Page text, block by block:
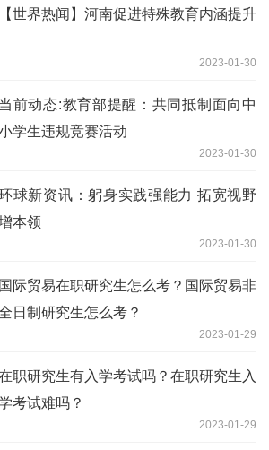
【世界热闻】河南促进特殊教育内涵提升
2023-01-30
当前动态:教育部提醒：共同抵制面向中
学生违规竞赛活动
2023-01-30
球新资讯：躬身实践强能力 拓宽视野
本领
2023-01-30
国际贸易在职研究生怎么考？国际贸易非
日制研究生怎么考？
2023-01-29
职研究生有入学考试吗？在职研究生入
考试难吗？
2023-01-29